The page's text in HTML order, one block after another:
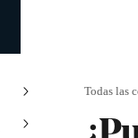
Todas las